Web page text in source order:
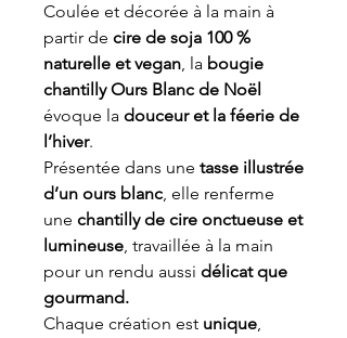
Coulée et décorée à la main à
partir de cire de soja 100 %
naturelle et vegan, la bougie
chantilly Ours Blanc de Noël
évoque la douceur et la féerie de
l’hiver.
Présentée dans une tasse illustrée
d’un ours blanc, elle renferme
une chantilly de cire onctueuse et
lumineuse, travaillée à la main
pour un rendu aussi délicat que
gourmand.
Chaque création est unique,